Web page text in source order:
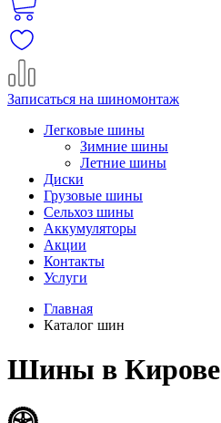
Записаться на шиномонтаж
Легковые шины
Зимние шины
Летние шины
Диски
Грузовые шины
Сельхоз шины
Аккумуляторы
Акции
Контакты
Услуги
Главная
Каталог шин
Шины в Кирове